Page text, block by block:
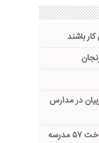
باشند
در مدارس